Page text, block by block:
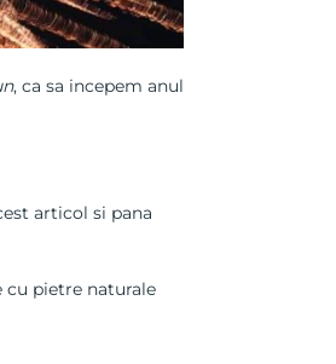
, ca sa incepem anul
articol si pana
cu pietre naturale